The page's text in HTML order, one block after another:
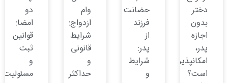
دختر
بدون
اجازه
پدر،
امکانپذیر
است؟
حضانت
فرزند
از
پدر:
شرایط
و
وام
ازدواج:
شرایط
قانونی
و
حداکثر
دو
امضا:
قوانین
ثبت
و
مسئولیت